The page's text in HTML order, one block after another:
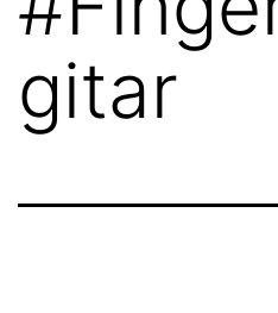
gitar